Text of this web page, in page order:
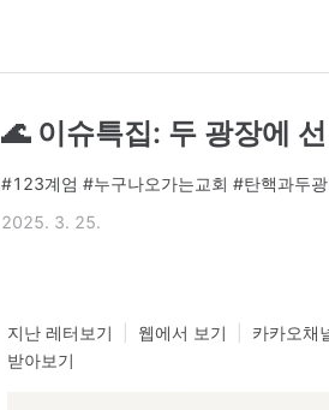
🌊 이슈특집: 두 광장에
#123계엄 #누구나오가는교회 #탄핵과두
2025. 3. 25.
지난 레터보기 웹에서 보기
카카오채
받아보기